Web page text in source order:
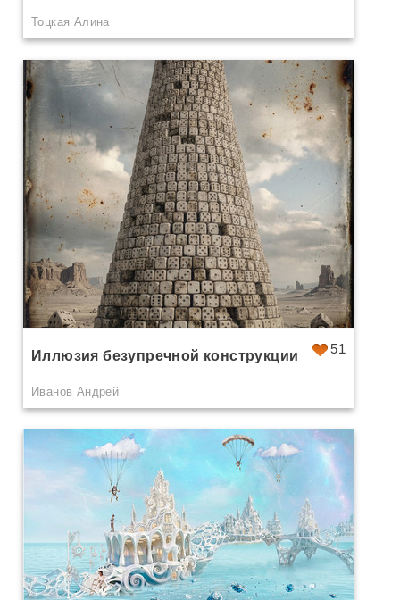
Тоцкая Алина
51
Иллюзия безупречной конструкции
Иванов Андрей